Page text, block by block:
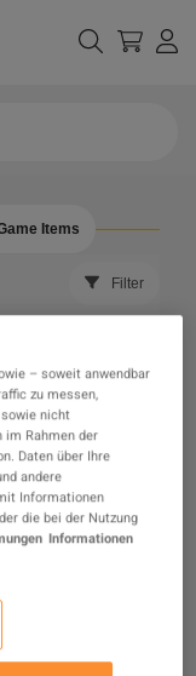
Items
Filter
gefunden,
– soweit anwendbar
zu messen,
nicht
im Rahmen der
Daten über Ihre
andere
Informationen
die bei der Nutzung
Informationen